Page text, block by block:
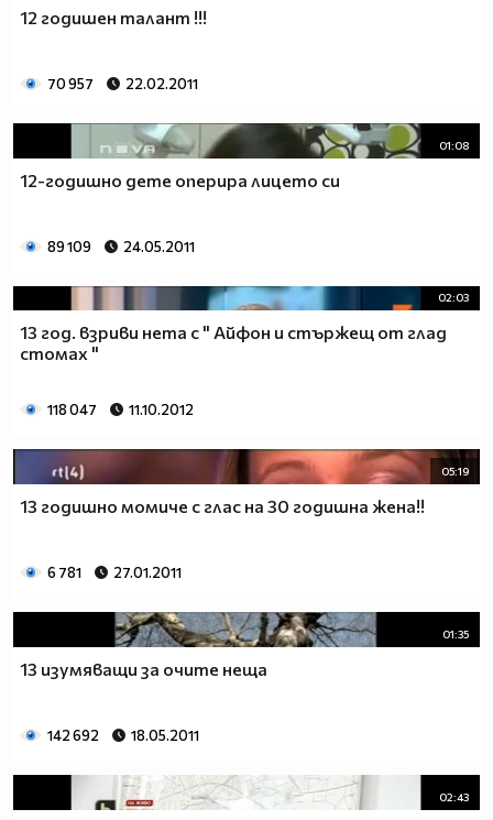
12 годишен талант !!!
70 957 22.02.2011
01:08
12-годишно дете оперира лицето си
89 109 24.05.2011
02:03
13 год. взриви нета с " Айфон и стържещ от глад
стомах "
118 047 11.10.2012
05:19
13 годишно момиче с глас на 30 годишна жена!!
6 781 27.01.2011
01:35
13 изумяващи за очите неща
142 692 18.05.2011
02:43